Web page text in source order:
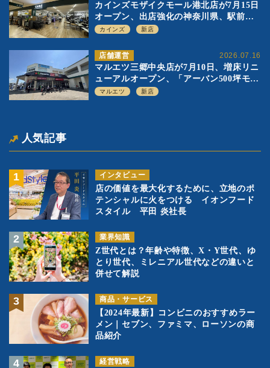
カインズモザイクモール港北店が7月15日
オープン、出店強化の神奈川県、駅前
SC2階の都市型小型店
カインズ 新店
2026.07.16
店舗運営
マルエツ三郷中央店が7月10日、増床リニ
ューアルオープン、「アーバン500坪モデ
ル」の実験を集大成、駅前立地受け、寿
マルエツ 新店
人気記事
インタビュー
店の価値を最大化するために、立地のポ
テンシャルに火をつける イオンフード
スタイル 平田 炎社長
業界知識
Z世代とは？年齢や特徴、X・Y世代、ゆ
とり世代、ミレニアル世代などの違いと
併せて解説
商品・サービス
【2024年最新】コンビニのおすすめラー
メン｜セブン、ファミマ、ローソンの商
品紹介
経営戦略